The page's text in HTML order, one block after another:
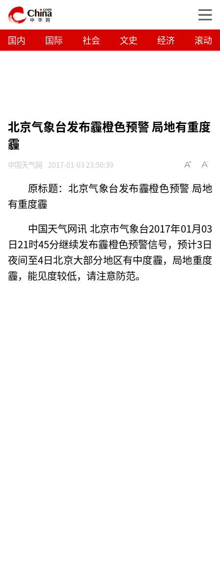
国内 国际 社会 文史 经济 滚动
北京气象台发布霾橙色预警 局地有重度
霾
中国天气网 2017-01-03 23:50:39
原标题：北京气象台发布霾橙色预警 局地
有重度霾
中国天气网讯 北京市气象台2017年01月03
日21时45分继续发布霾橙色预警信号，预计3日
夜间至4日北京大部分地区有中度霾，局地重度
霾，能见度较低，请注意防范。